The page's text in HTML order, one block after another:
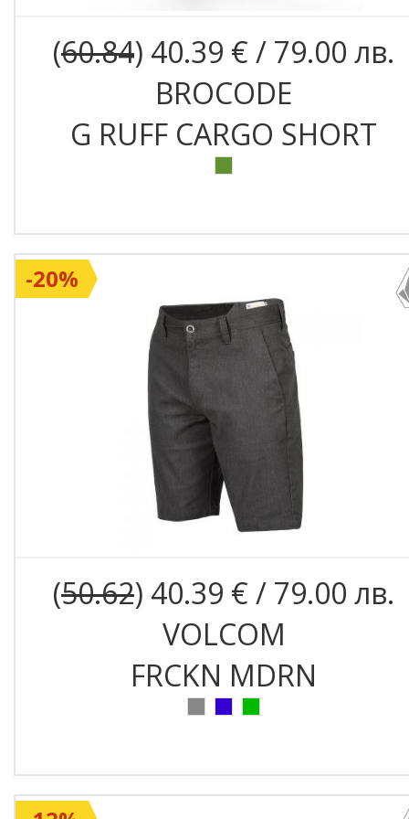
(60.84) 40.39 € / 79.00 лв.
BROCODE
G RUFF CARGO SHORT
(50.62) 40.39 € / 79.00 лв.
VOLCOM
FRCKN MDRN
-20%